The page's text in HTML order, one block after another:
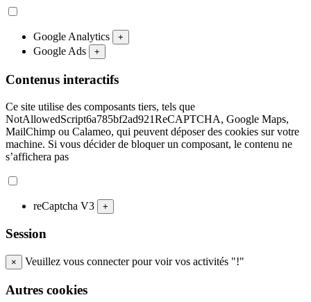
Google Analytics +
Google Ads +
Contenus interactifs
Ce site utilise des composants tiers, tels que
NotAllowedScript6a785bf2ad921ReCAPTCHA, Google Maps,
MailChimp ou Calameo, qui peuvent déposer des cookies sur votre
machine. Si vous décider de bloquer un composant, le contenu ne
s’affichera pas
reCaptcha V3 +
Session
× Veuillez vous connecter pour voir vos activités "!"
Autres cookies